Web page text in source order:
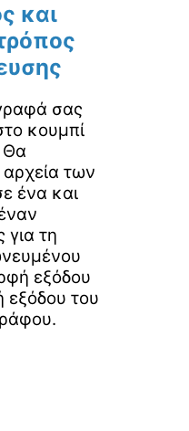
και
σας
κουμπί
των
ένα και
τη
εξόδου
εξόδου του